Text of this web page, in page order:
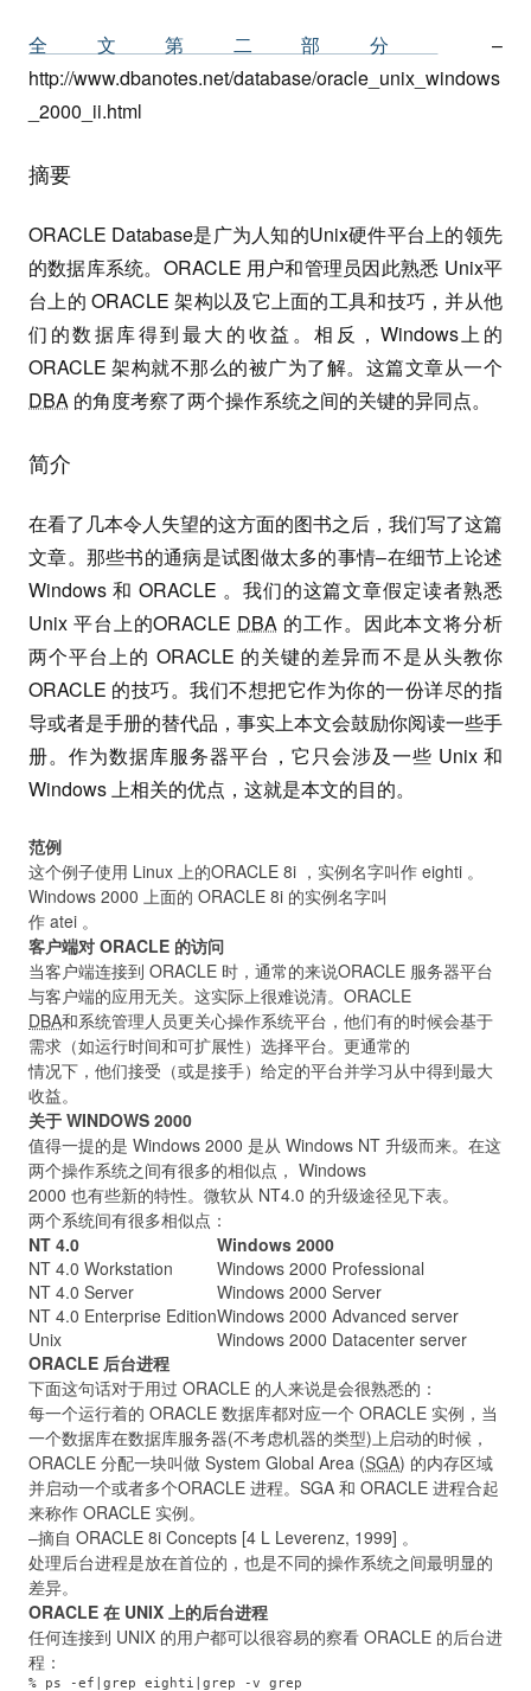
全文第二部分
–
http://www.dbanotes.net/database/oracle_unix_windows
_2000_ii.html
摘要
ORACLE Database是广为人知的Unix硬件平台上的领先
的数据库系统。ORACLE 用户和管理员因此熟悉 Unix平
台上的 ORACLE 架构以及它上面的工具和技巧，并从他
们的数据库得到最大的收益。相反，Windows上的
ORACLE 架构就不那么的被广为了解。这篇文章从一个
DBA 的角度考察了两个操作系统之间的关键的异同点。
简介
在看了几本令人失望的这方面的图书之后，我们写了这篇
文章。那些书的通病是试图做太多的事情–在细节上论述
Windows 和 ORACLE 。我们的这篇文章假定读者熟悉
Unix 平台上的ORACLE DBA 的工作。因此本文将分析
两个平台上的 ORACLE 的关键的差异而不是从头教你
ORACLE 的技巧。我们不想把它作为你的一份详尽的指
导或者是手册的替代品，事实上本文会鼓励你阅读一些手
册。作为数据库服务器平台，它只会涉及一些 Unix 和
Windows 上相关的优点，这就是本文的目的。
范例
这个例子使用 Linux 上的ORACLE 8i ，实例名字叫作 eighti 。
Windows 2000 上面的 ORACLE 8i 的实例名字叫
作 atei 。
客户端对 ORACLE 的访问
当客户端连接到 ORACLE 时，通常的来说ORACLE 服务器平台
与客户端的应用无关。这实际上很难说清。ORACLE
DBA和系统管理人员更关心操作系统平台，他们有的时候会基于
需求（如运行时间和可扩展性）选择平台。更通常的
情况下，他们接受（或是接手）给定的平台并学习从中得到最大
收益。
关于 WINDOWS 2000
值得一提的是 Windows 2000 是从 Windows NT 升级而来。在这
两个操作系统之间有很多的相似点， Windows
2000 也有些新的特性。微软从 NT4.0 的升级途径见下表。
两个系统间有很多相似点：
NT 4.0
Windows 2000
NT 4.0 Workstation
Windows 2000 Professional
NT 4.0 Server
Windows 2000 Server
NT 4.0 Enterprise EditionWindows 2000 Advanced server
Unix
Windows 2000 Datacenter server
ORACLE 后台进程
下面这句话对于用过 ORACLE 的人来说是会很熟悉的：
每一个运行着的 ORACLE 数据库都对应一个 ORACLE 实例，当
一个数据库在数据库服务器(不考虑机器的类型)上启动的时候，
ORACLE 分配一块叫做 System Global Area (SGA) 的内存区域
并启动一个或者多个ORACLE 进程。SGA 和 ORACLE 进程合起
来称作 ORACLE 实例。
–摘自 ORACLE 8i Concepts [4 L Leverenz, 1999] 。
处理后台进程是放在首位的，也是不同的操作系统之间最明显的
差异。
ORACLE 在 UNIX 上的后台进程
任何连接到 UNIX 的用户都可以很容易的察看 ORACLE 的后台进
程：
% ps -ef|grep eighti|grep -v grep